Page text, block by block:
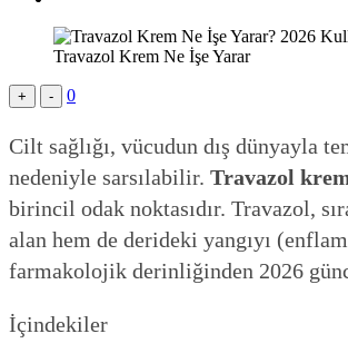
Travazol Krem Ne İşe Yarar
+ - 0
Cilt sağlığı, vücudun dış dünyayla
nedeniyle sarsılabilir. Travazol
birincil odak noktasıdır. Travazol,
alan hem de derideki yangıyı
farmakolojik derinliğinden 2026
İçindekiler